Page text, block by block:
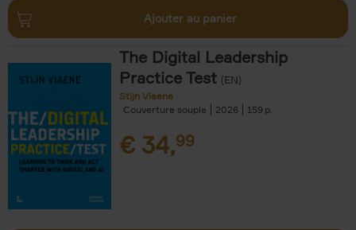
Ajouter au panier
The Digital Leadership
Practice Test (EN)
Stijn Viaene
Couverture souple
2026 159
€ 34,99